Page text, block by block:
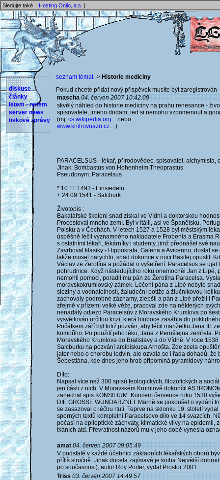
Sledujte také : Hosting Onlio, a.s. |
diskuse
články
letem - netem
server news
tiskové zprávy
seznam témat-> Historie mediciny
Pokud chcete přidat nový příspěvek musíte být
mascha 04. červen 2007 10:42:09
skvělý náhled do historie medicíny na prahu renesance -
spisovatele, jmeno dodam, ted si nemohu vzpomenout a
(mj. cs.wikipedia.org... nebo
www.knihovnazn.cz... )
PARACELSUS - lékař, přírodovědec, spisovatel, alchymista,
Jinak: Bombastus von Hohenheim,Theoprastus
Pseudonym: Paracelsus
* 10.11.1493 - Einsiedeln
+ 24.09.1541 - Salcburk
Životopis :
Bakalářské školení snad získal ve Vídni a doktorskou
Procestoval mnoho zemí. Byl v Itálii, asi ve Španělsku,
Polsku a v Čechách. V letech 1527 a 1528 byl městským
úspěšně léčil významného nakladatele Frobenia a Erasma
s ostatními lékaři, lékárníky i studenty, jimž přednášel své
Zavrhoval klasiky - Hippokrata, Galena a Avicennu, dostal
takže musel narychlo, snad dokonce v noci Basilej opustit.
Václav ze Žerotína a požádal o vyšetření. Paracelsus se
pohrudnice. Když následujícího roku onemocněl Jan z Lipé,
nemohli pomoci, poradil mu pán ze Žerotína Paracelsa.
moravskokrumlovský zámek. Léčení pána z Lipé nebylo
sleziny a vodnatelností, žaludeční potíže a žlučníkovou
zachovaly podrobné záznamy, zlepšil a pán z Lipé přežil i
zřejmě v přízemí velké věže, pracoval zde na některých
nenadálý odjezd Paracelsův z Moravského Krumlova po
vysvětlován určitou krizí, která hluboce zasáhla do
Počátkem září byl totiž pozván, aby léčil manželku Jana III.
komořího. Po použití jeho léku, Jana z Pernštejna zemřela.
Moravského Krumlova do Bratislavy a do Vídně. V roce
Salcburku na pozvání arcibiskupa Arnošta. Zde zcela
jater nebo o chorobu ledvin, ale ozvala se i řada dohadů, že
Šebestiána, kde dnes jeho hrob připomíná pyramidový
Dílo:
Napsal více než 300 spisů teologických, filozofických a
jen části z nich. V Moravském Krumlově dokončil
zanechal spis KONSILIUM. Koncem července roku 1530
DIE GROSSE WUNDARZNEI. Marně se pokoušel o vydání
se zasazoval o léčbu rtutí. Teprve na sklonku 19. století
sporných textů kompletní Paracelsovo dílo ve 14 svazcích.
počasí na epileptické záchvaty, klimatické vlivy na epidemii,
tkáních atd. Převratnost názorů mu v jeho době vynesla
amat 04. červen 2007 09:05:49
V podstatě v každé účebnici základních lékařských oborů
příliš stručně. Jinak docela zajímavá je kniha Největší
po současnost), autor Roy Porter, vydal Prostor 2001.
Triss 03. červen 2007 14:49:57